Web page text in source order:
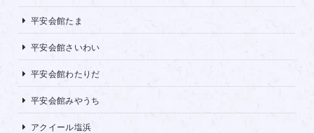
平安会館たま
平安会館さいわい
平安会館わたりだ
平安会館みやうち
アクイール塩浜